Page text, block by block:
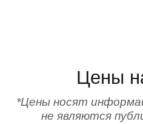
Цены
*Цены носят
не являются